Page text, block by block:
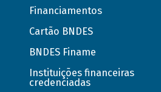
Financiamentos
Cartão BNDES
BNDES Finame
Instituições financeiras
credenciadas